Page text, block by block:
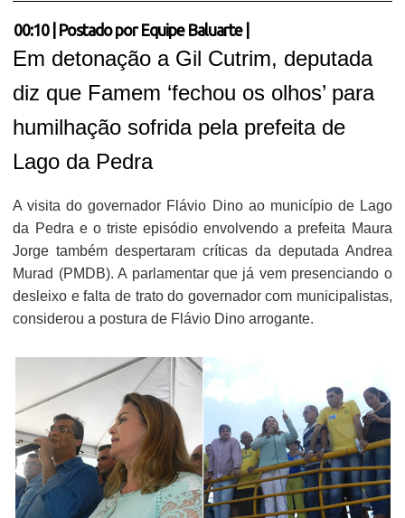
00:10| Postado por Equipe Baluarte
Em detonação a Gil Cutrim, deputada
diz que Famem ‘fechou os olhos’ para
humilhação sofrida pela prefeita de
Lago da Pedra
A visita do governador Flávio Dino ao município de Lago
da Pedra e o triste episódio envolvendo a prefeita Maura
Jorge também despertaram críticas da deputada Andrea
Murad (PMDB). A parlamentar que já vem presenciando o
desleixo e falta de trato do governador com municipalistas,
considerou a postura de Flávio Dino arrogante.